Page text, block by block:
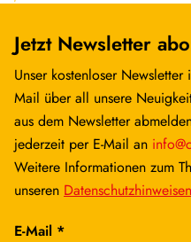
Jetzt Newsletter
Unser kostenloser
Mail über all unsere
aus dem Newsletter
jederzeit per E-Mail an
Weitere Informationen zum
unseren
E-Mail *